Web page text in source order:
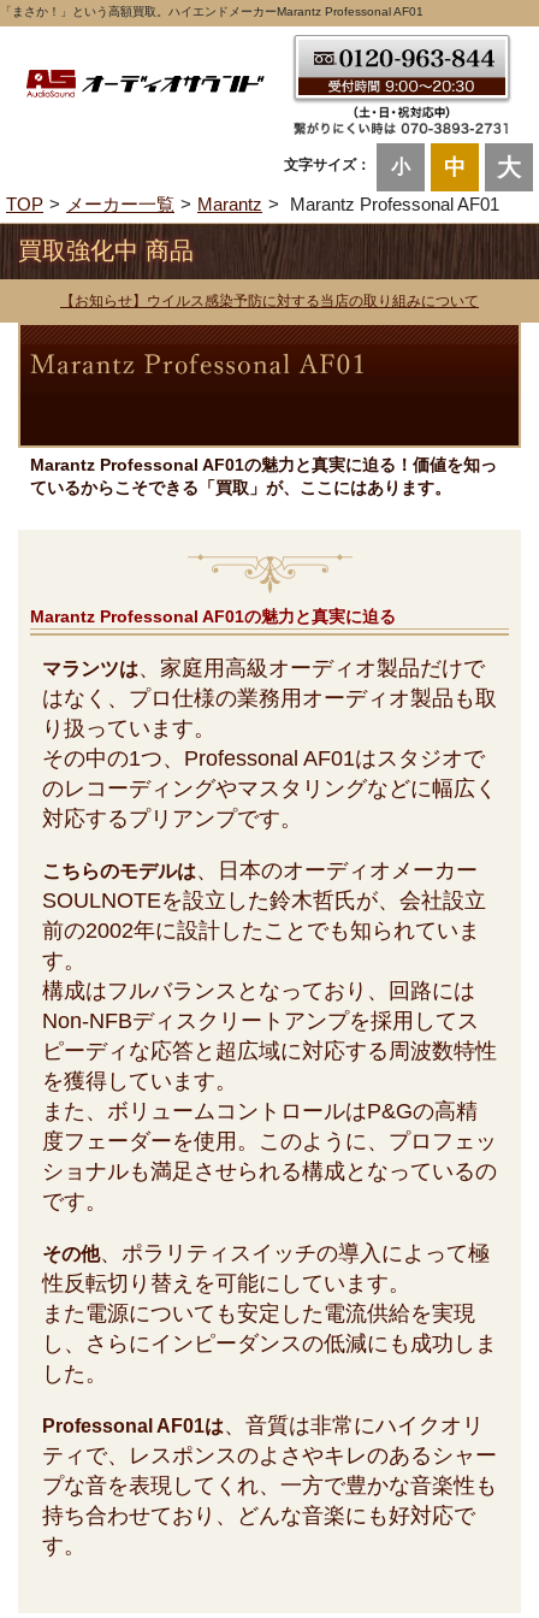
「まさか！」という高額買取。ハイエンドメーカーMarantz Professonal AF01
文字サイズ： 小 中 大
TOP メーカー一覧 Marantz Marantz Professonal AF01
買取強化中 商品
【お知らせ】ウイルス感染予防に対する当店の取り組みについて
Marantz Professonal AF01の魅力と真実に迫る！価値を知っ
ているからこそできる「買取」が、ここにはあります。
Marantz Professonal AF01の魅力と真実に迫る
マランツは、家庭用高級オーディオ製品だけで
はなく、プロ仕様の業務用オーディオ製品も取
り扱っています。
その中の1つ、Professonal AF01はスタジオで
のレコーディングやマスタリングなどに幅広く
対応するプリアンプです。
こちらのモデルは、日本のオーディオメーカー
SOULNOTEを設立した鈴木哲氏が、会社設立
前の2002年に設計したことでも知られていま
す。
構成はフルバランスとなっており、回路には
Non-NFBディスクリートアンプを採用してス
ピーディな応答と超広域に対応する周波数特性
を獲得しています。
また、ボリュームコントロールはP&Gの高精
度フェーダーを使用。このように、プロフェッ
ショナルも満足させられる構成となっているの
です。
その他、ポラリティスイッチの導入によって極
性反転切り替えを可能にしています。
また電源についても安定した電流供給を実現
し、さらにインピーダンスの低減にも成功しま
した。
Professonal AF01は、音質は非常にハイクオリ
ティで、レスポンスのよさやキレのあるシャー
プな音を表現してくれ、一方で豊かな音楽性も
持ち合わせており、どんな音楽にも好対応で
す。